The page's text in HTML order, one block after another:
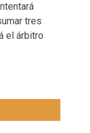
tres
el árbitro